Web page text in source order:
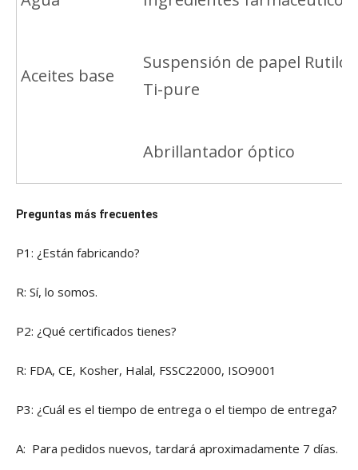
Aceites base
Suspensión de papel Rutilo
Ti-pure
Abrillantador óptico
Preguntas más frecuentes
P1: ¿Están fabricando?
R: Sí, lo somos.
P2: ¿Qué certificados tienes?
R: FDA, CE, Kosher, Halal, FSSC22000, ISO9001
P3: ¿Cuál es el tiempo de entrega o el tiempo de entrega?
A: Para pedidos nuevos, tardará aproximadamente 7 días.